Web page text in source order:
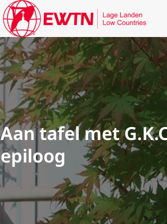
Aan tafel met
epiloog